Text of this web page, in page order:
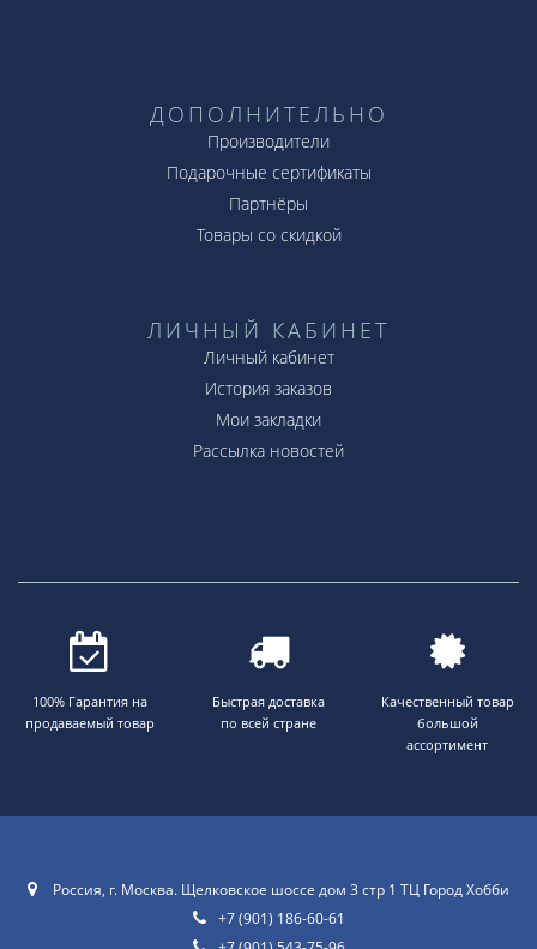
ДОПОЛНИТЕЛЬНО
Производители
Подарочные сертификаты
Партнёры
Товары со скидкой
ЛИЧНЫЙ КАБИНЕТ
Личный кабинет
История заказов
Мои закладки
Рассылка новостей
100% Гарантия на
продаваемый товар
Быстрая доставка
по всей стране
Качественный товар
большой
ассортимент
Россия, г. Москва. Щелковское шоссе дом 3 стр 1 ТЦ Город Хобби
+7 (901) 186-60-61